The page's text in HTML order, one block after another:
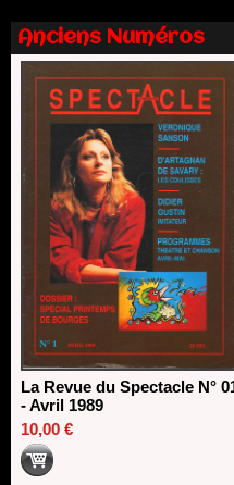
direction du Théâtre de
13/06/2026
Dispositif SACD Auteurs
18/03/2026
Anciens Numéros
La Revue du Spectacle N°
- Avril 1989
10,00 €